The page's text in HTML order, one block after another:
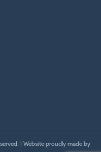
| Website proudly made by